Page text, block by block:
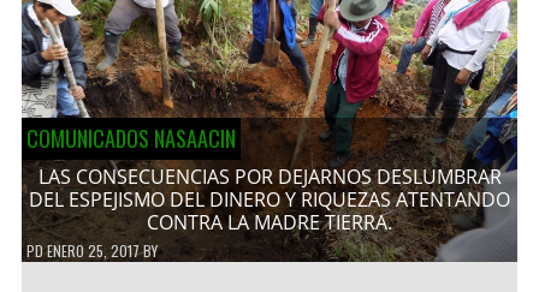
COMUNICADOS NASAACIN
LAS CONSECUENCIAS POR DEJARNOS DESLUMBRAR
DEL ESPEJISMO DEL DINERO Y RIQUEZAS ATENTANDO
CONTRA LA MADRE TIERRA.
PDENERO 25, 2017BY